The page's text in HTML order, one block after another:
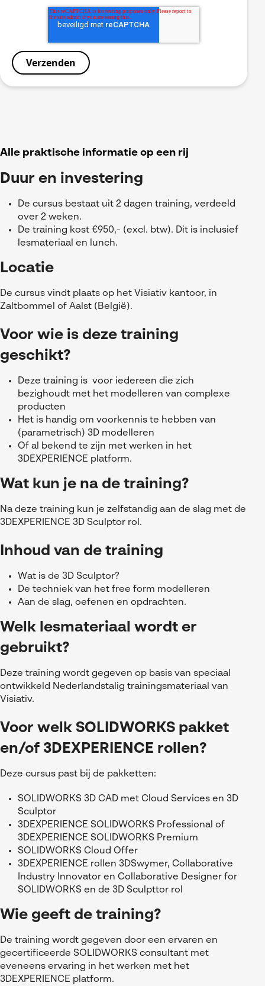
Alle praktische informatie op een rij
Duur en investering
De cursus bestaat uit 2 dagen training, verdeeld
over 2 weken.
De training kost €950,- (excl. btw). Dit is inclusief
lesmateriaal en lunch.
Locatie
De cursus vindt plaats op het Visiativ kantoor, in
Zaltbommel of Aalst (België).
Voor wie is deze training
geschikt?
Deze training is voor iedereen die zich
bezighoudt met het modelleren van complexe
producten
Het is handig om voorkennis te hebben van
(parametrisch) 3D modelleren
Of al bekend te zijn met werken in het
3DEXPERIENCE platform.
Wat kun je na de training?
Na deze training kun je zelfstandig aan de slag met de
3DEXPERIENCE 3D Sculptor rol.
Inhoud van de training
Wat is de 3D Sculptor?
De techniek van het free form modelleren
Aan de slag, oefenen en opdrachten.
Welk lesmateriaal wordt er
gebruikt?
Deze training wordt gegeven op basis van speciaal
ontwikkeld Nederlandstalig trainingsmateriaal van
Visiativ.
Voor welk SOLIDWORKS pakket
en/of 3DEXPERIENCE rollen?
Deze cursus past bij de pakketten:
SOLIDWORKS 3D CAD met Cloud Services en 3D
Sculptor
3DEXPERIENCE SOLIDWORKS Professional of
3DEXPERIENCE SOLIDWORKS Premium
SOLIDWORKS Cloud Offer
3DEXPERIENCE rollen 3DSwymer, Collaborative
Industry Innovator en Collaborative Designer for
SOLIDWORKS en de 3D Sculpttor rol
Wie geeft de training?
De training wordt gegeven door een ervaren en
gecertificeerde SOLIDWORKS consultant met
eveneens ervaring in het werken met het
3DEXPERIENCE platform.